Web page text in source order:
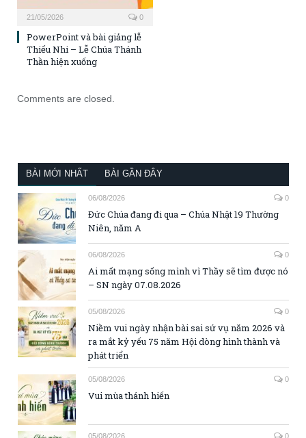
21/05/2026 0
PowerPoint và bài giảng lễ
Thiếu Nhi – Lễ Chúa Thánh
Thần hiện xuống
Comments are closed.
BÀI MỚI NHẤT BÀI GẦN ĐÂY
06/08/2026 0
Đức Chúa đang đi qua – Chúa Nhật 19 Thường
Niên, năm A
06/08/2026 0
Ai mất mạng sống mình vì Thầy sẽ tìm được nó
– SN ngày 07.08.2026
05/08/2026 0
Niềm vui ngày nhận bài sai sứ vụ năm 2026 và
ra mắt kỷ yếu 75 năm Hội dòng hình thành và
phát triển
05/08/2026 0
Vui mùa thánh hiến
05/08/2026 0